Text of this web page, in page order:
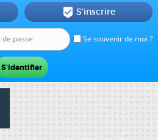
Se souvenir de moi ?
 S'inscrire